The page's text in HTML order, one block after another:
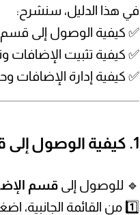
في هذا الدليل، سنشرح:
✅ كيفية الوصول إلى قسم
✅ كيفية تثبيت الإضافات
✅ كيفية إدارة الإضافات
1. كيفية الوصول إلى قسم الإضافات في ووردبريس
🔹 للوصول إلىقسم
1️⃣ من القائمة الجانبية، اضغط على